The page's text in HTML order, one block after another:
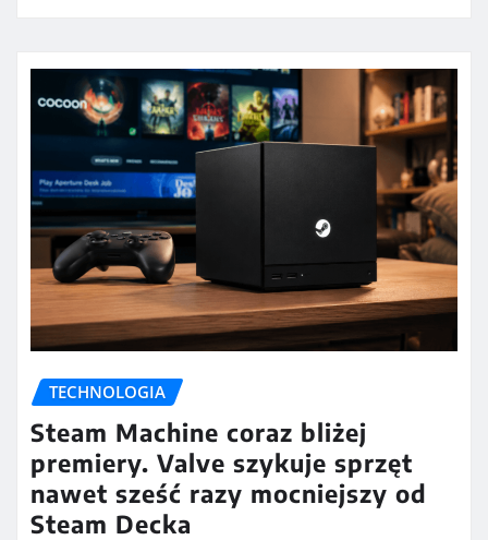
TECHNOLOGIA
Steam Machine coraz bliżej
premiery. Valve szykuje sprzęt
nawet sześć razy mocniejszy od
Steam Decka